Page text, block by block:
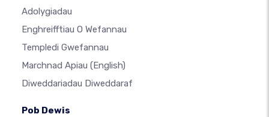
Adolygiadau
Enghreifftiau O Wefannau
Templedi Gwefannau
Marchnad Apiau (English)
Diweddariadau Diweddaraf
Pob Dewis